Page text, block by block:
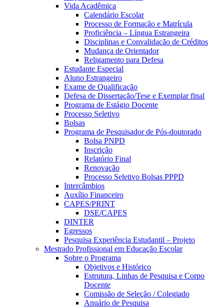
Vida Acadêmica
Calendário Escolar
Processo de Formação e Matrícula
Proficiência – Língua Estrangeira
Disciplinas e Convalidação de Créditos
Mudança de Orientador
Religamento para Defesa
Estudante Especial
Aluno Estrangeiro
Exame de Qualificação
Defesa de Dissertação/Tese e Exemplar final
Programa de Estágio Docente
Processo Seletivo
Bolsas
Programa de Pesquisador de Pós-doutorado
Bolsa PNPD
Inscrição
Relatório Final
Renovação
Processo Seletivo Bolsas PPPD
Intercâmbios
Auxílio Financeiro
CAPES/PRINT
DSE/CAPES
DINTER
Egressos
Pesquisa Experiência Estudantil – Projeto
Mestrado Profissional em Educação Escolar
Sobre o Programa
Objetivos e Histórico
Estrutura, Linhas de Pesquisa e Corpo
Docente
Comissão de Seleção / Colegiado
Anuário de Pesquisa